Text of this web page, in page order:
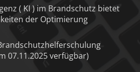
( KI ) im Brandschutz bietet
der Optimierung
07.11.2025 verfügbar)